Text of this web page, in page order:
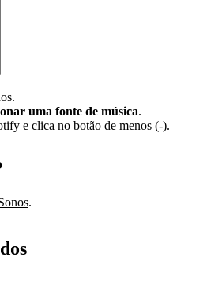
uma fonte de música.
e clica no botão de menos (-).
.